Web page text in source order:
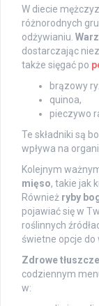
W diecie
różnorodnych
odżywianiu.
dostarczając
także sięgać po
brązowy
quinoa,
pieczywo
Te składniki są
wpływa na
Kolejnym
mięso, takie jak
Również ryby
pojawiać się w
roślinnych
świetne opcje do
Zdrowe tłuszcze
codziennym
w: